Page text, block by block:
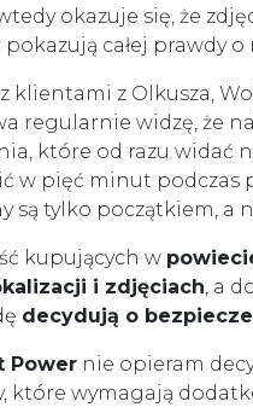
okazuje się, że
pokazują całej prawdy
klientami z Olkusza,
regularnie widzę, że
które od razu widać
w pięć minut podczas
są tylko początkiem, a
kupujących w
i zdjęciach, a
decydują o
Power nie opieram
które wymagają